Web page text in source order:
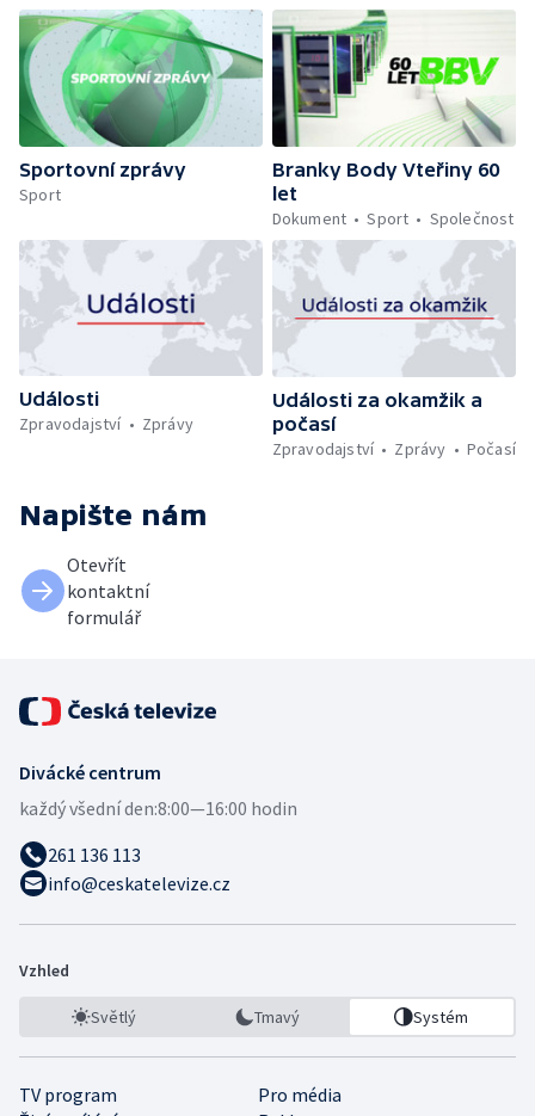
Sportovní zprávy
Sport
Branky Body Vteřiny 60
let
Dokument
Sport Společnost
Události
Zpravodajství
Zprávy
Události za okamžik a
počasí
Zpravodajství
Zprávy Počasí
Napište nám
Otevřít
kontaktní
formulář
Divácké centrum
každý všední den:8:00—16:00 hodin
261 136 113
info@ceskatelevize.cz
Vzhled
Světlý Tmavý Systém
TV program
Pro média